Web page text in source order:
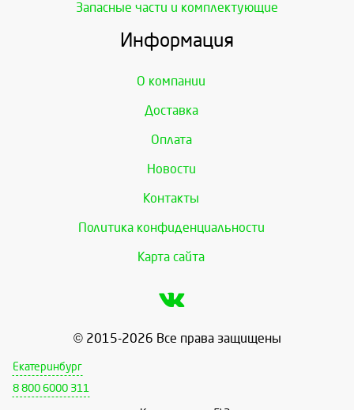
Запасные части и комплектующие
Информация
О компании
Доставка
Оплата
Новости
Контакты
Политика конфиденциальности
Карта сайта
© 2015-2026 Все права защищены
Екатеринбург
8 800 6000 311